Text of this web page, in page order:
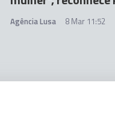
Agência Lusa 8 Mar 11:52